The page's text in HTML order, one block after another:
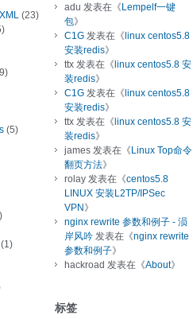
(23)
(5)
adu 发表在《 Lempelf一键
包》
C1G 发表在《 linux centos5.8
安装redis》
ttx 发表在《 linux centos5.8 安
装redis》
C1G 发表在《 linux centos5.8
安装redis》
ttx 发表在《 linux centos5.8 安
装redis》
james 发表在《 Linux Top命令
翻页方法》
rolay 发表在《centos5.8
LINUX 安装L2TP/IPSec
VPN 》
nginx rewrite 参数和例子 - 涢
岸风吟 发表在《nginx rewrite
参数和例子》
hackroad 发表在《About》
标签